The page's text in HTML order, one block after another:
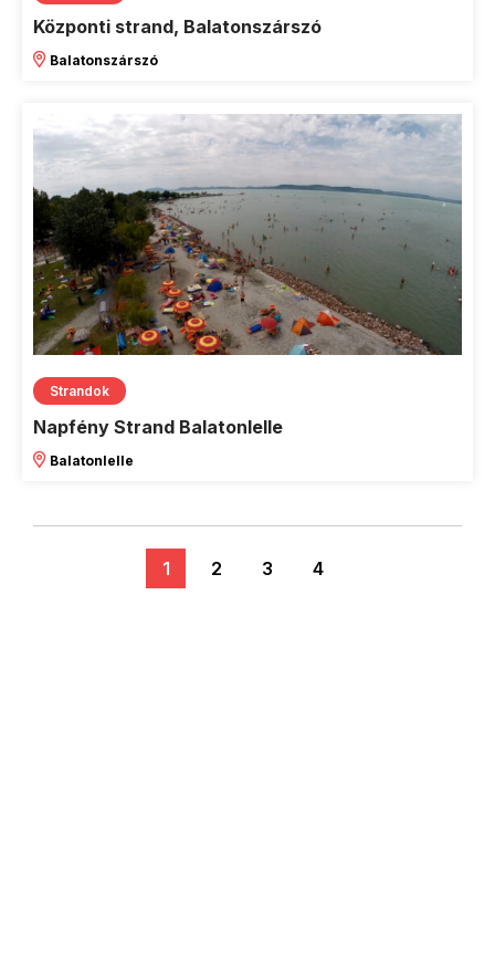
Központi strand, Balatonszárszó
Balatonszárszó
Strandok
Napfény Strand Balatonlelle
Balatonlelle
1 2 3 4